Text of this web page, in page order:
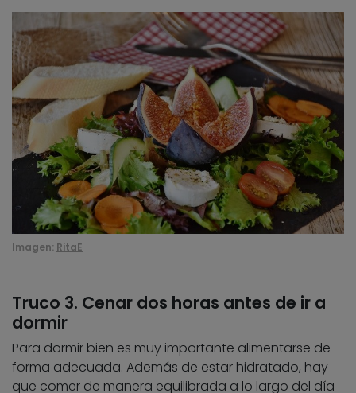
Imagen: RitaE
Truco 3. Cenar dos horas antes de ir a
dormir
Para dormir bien es muy importante alimentarse de
forma adecuada. Además de estar hidratado, hay
que comer de manera equilibrada a lo largo del día